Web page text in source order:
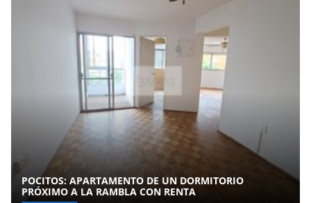
POCITOS: APARTAMENTO DE UN DORMITORIO
PRÓXIMO A LA RAMBLA CON RENTA